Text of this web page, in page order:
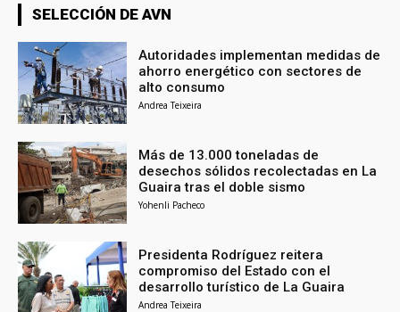
SELECCIÓN DE AVN
Autoridades implementan medidas de
ahorro energético con sectores de
alto consumo
Andrea Teixeira
Más de 13.000 toneladas de
desechos sólidos recolectadas en La
Guaira tras el doble sismo
Yohenli Pacheco
Presidenta Rodríguez reitera
compromiso del Estado con el
desarrollo turístico de La Guaira
Andrea Teixeira